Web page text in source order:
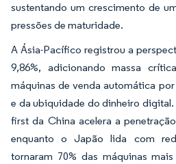
sustentando um crescimento de
pressões de maturidade.
A Ásia-Pacífico registrou a
9,86%, adicionando massa
máquinas de venda automática
e da ubiquidade do dinheiro
first da China acelera a
enquanto o Japão lida com
tornaram 70% das máquinas